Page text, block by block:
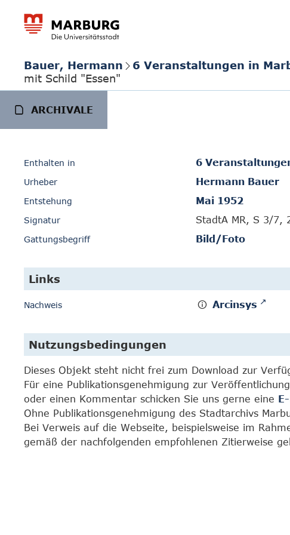
Bauer, Hermann 6 Veranstaltungen in
mit Schild "Essen"
ARCHIVALE
Enthalten in 6
Urheber Hermann Bauer
Entstehung Mai 1952
Signatur StadtA MR, S 3/7,
Gattungsbegriff Bild/Foto
Links
Nachweis Arcinsys
Nutzungsbedingungen
Dieses Objekt steht nicht frei zum Download zur
Für eine Publikationsgenehmigung zur
oder einen Kommentar schicken Sie uns gerne eine
Ohne Publikationsgenehmigung des Stadtarchivs
Bei Verweis auf die Webseite, beispielsweise im
gemäß der nachfolgenden empfohlenen Zitierweise